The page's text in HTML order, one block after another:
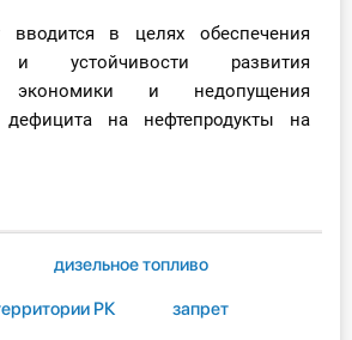
в целях обеспечения
и устойчивости развития
экономики и недопущения
дефицита на нефтепродукты на
дизельное топливо
РК запрет